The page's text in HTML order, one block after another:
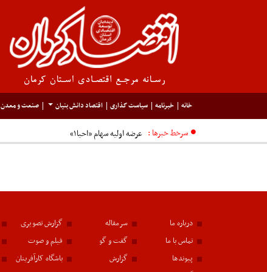
خانه خبرنامه سیاست گذاری اقتصاد دانش بنیان صنعت و معدن
سرخط خبرها : عرضه اولیه سهام «احیا۱»
درباره ما
تماس با ما
پیوندها
سرمقاله
گفت و گو
گزارش
گزارش تصویری
فیلم و صوت
باشگاه کارآفرینان